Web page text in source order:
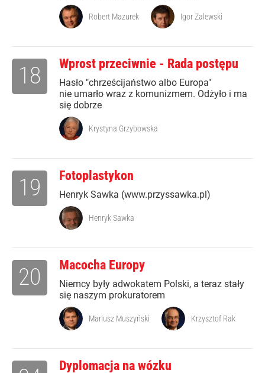
Robert Mazurek Igor Zalewski
Wprost przeciwnie - Rada postępu
Hasło "chrześcijaństwo albo Europa"
nie umarło wraz z komunizmem. Odżyło i ma
się dobrze
18
Krystyna Grzybowska
Fotoplastykon
Henryk Sawka (www.przyssawka.pl)
19
Henryk Sawka
Macocha Europy
Niemcy były adwokatem Polski, a teraz stały
się naszym prokuratorem
20
Mariusz Muszyński Krzysztof Rak
Dyplomacja na wózku